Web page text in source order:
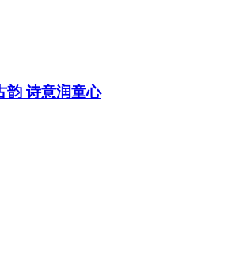
韵 诗意润童心